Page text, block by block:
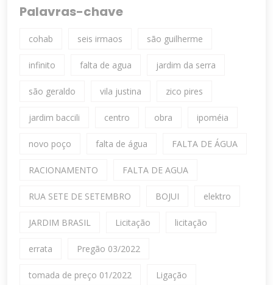
Palavras-chave
cohab seis irmaos são guilherme
infinito falta de agua jardim da serra
são geraldo vila justina zico pires
jardim baccili centro obra ipoméia
novo poço falta de água FALTA DE ÁGUA
RACIONAMENTO FALTA DE AGUA
RUA SETE DE SETEMBRO BOJUI elektro
JARDIM BRASIL Licitação licitação
errata Pregão 03/2022
tomada de preço 01/2022 Ligação